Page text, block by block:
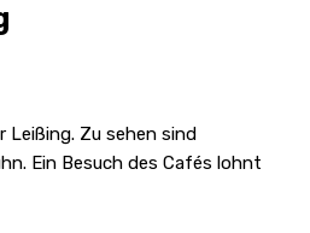
Leißing. Zu sehen sind
Ein Besuch des Cafés lohnt